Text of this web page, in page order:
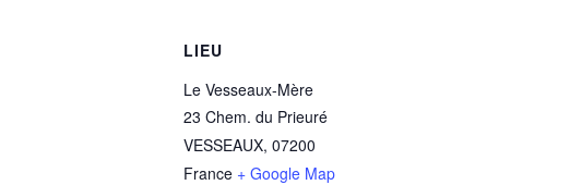
LIEU
Le Vesseaux-Mère
23 Chem. du Prieuré
VESSEAUX, 07200
France + Google Map